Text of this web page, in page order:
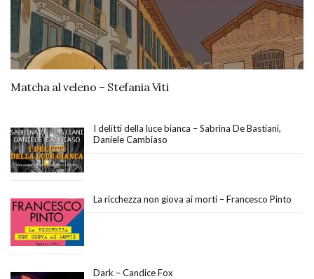
Matcha al veleno – Stefania Viti
I delitti della luce bianca – Sabrina De Bastiani,
Daniele Cambiaso
La ricchezza non giova ai morti – Francesco Pinto
Dark – Candice Fox